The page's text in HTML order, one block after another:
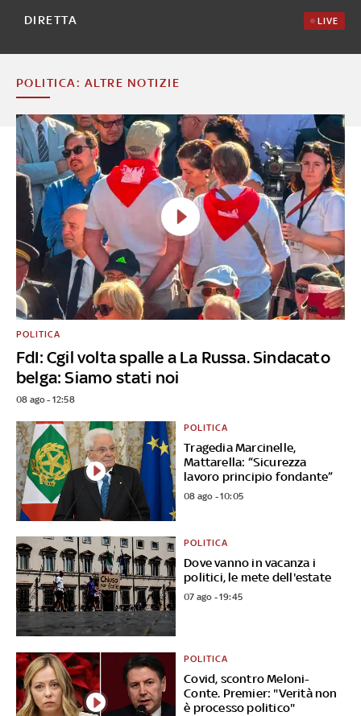
DIRETTA LIVE
POLITICA: ALTRE NOTIZIE
FdI: Cgil volta spalle a La Russa. Sindacato
belga: Siamo stati noi
POLITICA
08 ago - 12:58
Tragedia Marcinelle,
Mattarella: “Sicurezza
lavoro principio fondante”
POLITICA
08 ago - 10:05
Dove vanno in vacanza i
politici, le mete dell'estate
POLITICA
07 ago - 19:45
Covid, scontro Meloni-
Conte. Premier: "Verità non
è processo politico"
POLITICA